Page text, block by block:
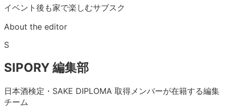
イベント後も家で楽しむサブスク
About the editor
S
SIPORY 編集部
日本酒検定・SAKE DIPLOMA 取得メンバーが在籍する編集
チーム